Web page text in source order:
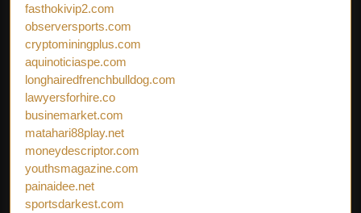
fasthokivip2.com
observersports.com
cryptominingplus.com
aquinoticiaspe.com
longhairedfrenchbulldog.com
lawyersforhire.co
businemarket.com
matahari88play.net
moneydescriptor.com
youthsmagazine.com
painaidee.net
sportsdarkest.com